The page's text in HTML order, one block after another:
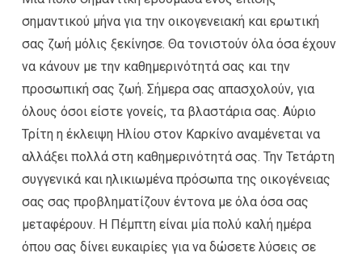
σημαντικού μήνα για την οικογενειακή και ερωτική
σας ζωή μόλις ξεκίνησε. Θα τονιστούν όλα όσα έχουν
να κάνουν με την καθημερινότητά σας και την
προσωπική σας ζωή. Σήμερα σας απασχολούν, για
όλους όσοι είστε γονείς, τα βλαστάρια σας. Αύριο
Τρίτη η έκλειψη Ηλίου στον Καρκίνο αναμένεται να
αλλάξει πολλά στη καθημερινότητά σας. Την Τετάρτη
συγγενικά και ηλικιωμένα πρόσωπα της οικογένειας
σας σας προβληματίζουν έντονα με όλα όσα σας
μεταφέρουν. Η Πέμπτη είναι μία πολύ καλή ημέρα
όπου σας δίνει ευκαιρίες για να δώσετε λύσεις σε